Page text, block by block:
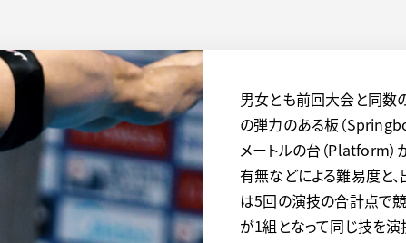
男女とも前回大会と同数
の弾力のある板（
メートルの台（Platform）
有無などによる難易度と
は5回の演技の合計点で競
が1組となって同じ技を演